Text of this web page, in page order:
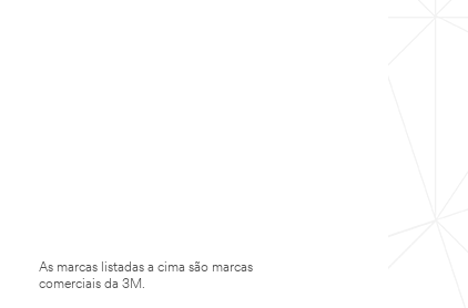
As marcas listadas a cima são marcas
comerciais da 3M.